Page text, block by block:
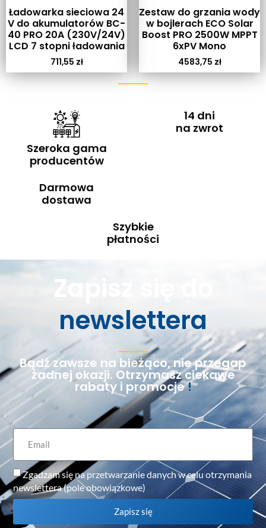
Ładowarka sieciowa 24
V do akumulatorów BC-
40 PRO 20A (230V/24V)
LCD 7 stopni ładowania
711,55 zł
Zestaw do grzania wody
w bojlerach ECO Solar
Boost PRO 2500W MPPT
6xPV Mono
4583,75 zł
Szeroka gama
producentów
14 dni
na zwrot
Darmowa
dostawa
Szybkie
płatności
Zapisz się do
newslettera
Bądź zawsze na bieżąco, nie przegap
żadnej okazji. Otrzymasz ciekawe
rabaty i promocje!
Zgadzam się na przetwarzanie danych w celu otrzymania
newslettera (pole obowiązkowe)
Zapisz się